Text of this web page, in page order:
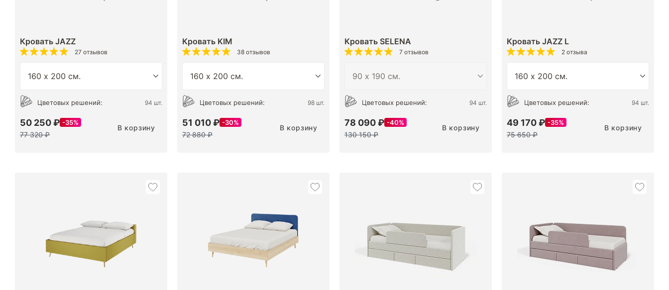
Кровать JAZZ
27 отзывов
Цветовых решений: 94 шт.
50 250 ₽ 35%
77 320 ₽
В корзину
Кровать KIM
38 отзывов
Цветовых решений: 98 шт.
51 010 ₽ 30%
72 880 ₽
В корзину
Кровать SELENA
7 отзывов
Цветовых решений: 94 шт.
78 090 ₽ 40%
130 150 ₽
В корзину
Кровать JAZZ L
2 отзыва
Цветовых решений: 94 шт.
49 170 ₽ 35%
75 650 ₽
В корзину